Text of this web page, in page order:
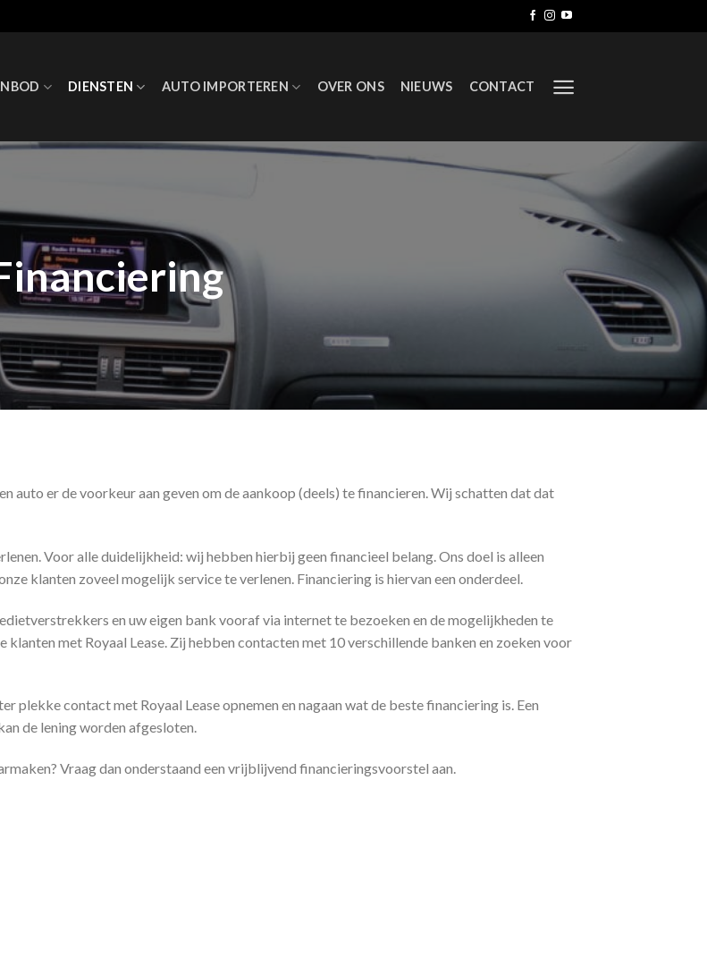
DIENSTEN AUTO IMPORTEREN OVER ONS NIEUWS CONTACT
auto er de voorkeur aan geven om de aankoop (deels) te financieren. Wij schatten dat dat
Voor alle duidelijkheid: wij hebben hierbij geen financieel belang. Ons doel is alleen
klanten zoveel mogelijk service te verlenen. Financiering is hiervan een onderdeel.
en uw eigen bank vooraf via internet te bezoeken en de mogelijkheden te
met Royaal Lease. Zij hebben contacten met 10 verschillende banken en zoeken voor
plekke contact met Royaal Lease opnemen en nagaan wat de beste financiering is. Een
de lening worden afgesloten.
Vraag dan onderstaand een vrijblijvend financieringsvoorstel aan.